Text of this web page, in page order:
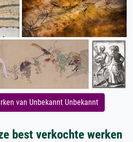
van Unbekannt Unbekannt
best verkochte werken